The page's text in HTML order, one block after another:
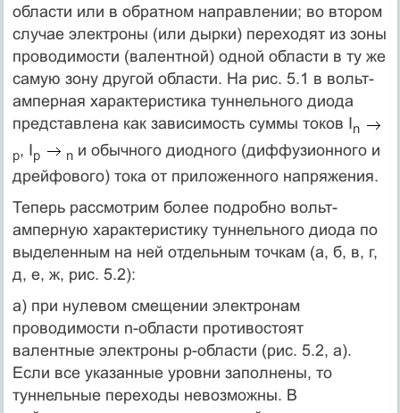
области или в обратном направлении; во втором
случае электроны (или дырки) переходят из зоны
проводимости (валентной) одной области в ту же
самую зону другой области. На рис. 5.1 в вольт-
амперная характеристика туннельного диода
представлена как зависимость суммы токов In
р, Ip n и обычного диодного (диффузионного и
дрейфового) тока от приложенного напряжения.
Теперь рассмотрим более подробно вольт-
амперную характеристику туннельного диода по
выделенным на ней отдельным точкам (а, б, в, г,
д, е, ж, рис. 5.2):
а) при нулевом смещении электронам
проводимости n-области противостоят
валентные электроны р-области (рис. 5.2, а).
Если все указанные уровни заполнены, то
туннельные переходы невозможны. В